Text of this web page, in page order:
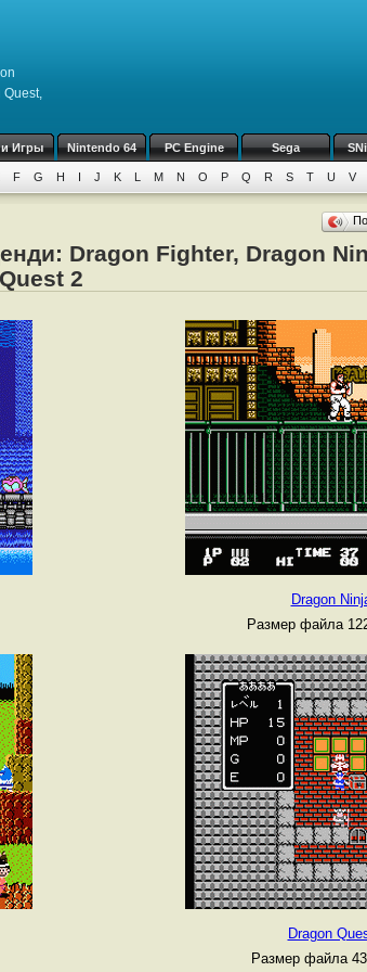
Quest,
Игры Nintendo 64 PC Engine Sega
F G H I J K L M N O P Q R S T U V
Dragon Fighter, Dragon
2
Dragon
Размер файла
Dragon
Размер файла